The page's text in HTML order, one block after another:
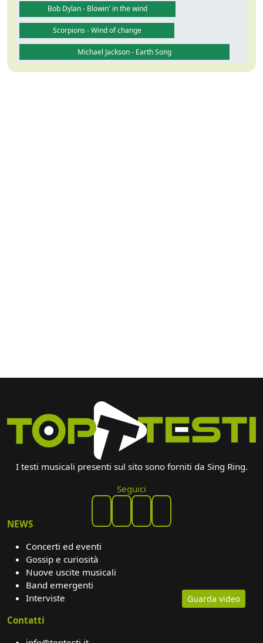
Guarda video
Bob Dylan - Blowin' in the wind
Scorpions - Wind of change
Michael Jackson - Earth Song
I testi musicali presenti sul sito sono forniti da Sing Ring.
Seguici
NEWS
Concerti ed eventi
Gossip e curiosità
Nuove uscite musicali
Band emergenti
Interviste
Contatti